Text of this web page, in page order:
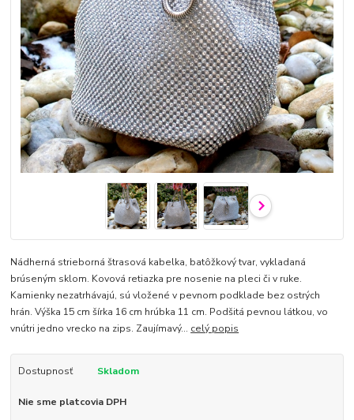
Nádherná strieborná štrasová kabelka, batôžkový tvar, vykladaná
brúseným sklom. Kovová retiazka pre nosenie na pleci či v ruke.
Kamienky nezatrhávajú, sú vložené v pevnom podklade bez ostrých
hrán. Výška 15 cm šírka 16 cm hrúbka 11 cm. Podšitá pevnou látkou, vo
vnútri jedno vrecko na zips. Zaujímavý... celý popis
Dostupnosť Skladom
Nie sme platcovia DPH